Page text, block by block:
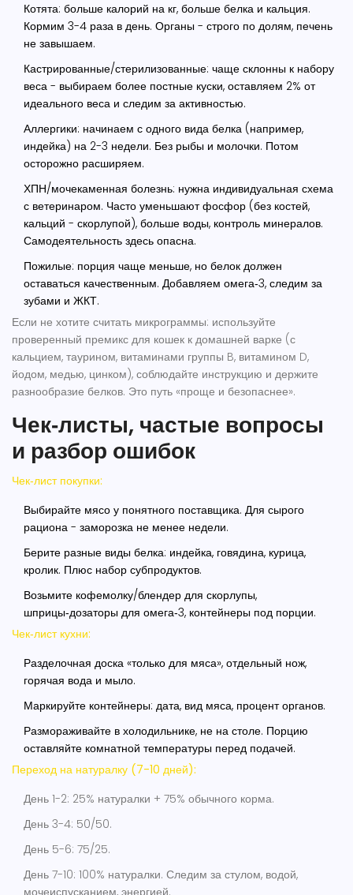
Котята: больше калорий на кг, больше белка и кальция.
Кормим 3-4 раза в день. Органы - строго по долям, печень
не завышаем.
Кастрированные/стерилизованные: чаще склонны к набору
веса - выбираем более постные куски, оставляем 2% от
идеального веса и следим за активностью.
Аллергики: начинаем с одного вида белка (например,
индейка) на 2-3 недели. Без рыбы и молочки. Потом
осторожно расширяем.
ХПН/мочекаменная болезнь: нужна индивидуальная схема
с ветеринаром. Часто уменьшают фосфор (без костей,
кальций - скорлупой), больше воды, контроль минералов.
Самодеятельность здесь опасна.
Пожилые: порция чаще меньше, но белок должен
оставаться качественным. Добавляем омега‑3, следим за
зубами и ЖКТ.
Если не хотите считать микрограммы: используйте
проверенный премикс для кошек к домашней варке (с
кальцием, таурином, витаминами группы B, витамином D,
йодом, медью, цинком), соблюдайте инструкцию и держите
разнообразие белков. Это путь «проще и безопаснее».
Чек‑листы, частые вопросы
и разбор ошибок
Чек‑лист покупки:
Выбирайте мясо у понятного поставщика. Для сырого
рациона - заморозка не менее недели.
Берите разные виды белка: индейка, говядина, курица,
кролик. Плюс набор субпродуктов.
Возьмите кофемолку/блендер для скорлупы,
шприцы‑дозаторы для омега‑3, контейнеры под порции.
Чек‑лист кухни:
Разделочная доска «только для мяса», отдельный нож,
горячая вода и мыло.
Маркируйте контейнеры: дата, вид мяса, процент органов.
Размораживайте в холодильнике, не на столе. Порцию
оставляйте комнатной температуры перед подачей.
Переход на натуралку (7-10 дней):
День 1-2: 25% натуралки + 75% обычного корма.
День 3-4: 50/50.
День 5-6: 75/25.
День 7-10: 100% натуралки. Следим за стулом, водой,